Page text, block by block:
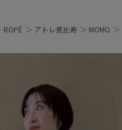
ROPÉ アトレ恵比寿 MOMO